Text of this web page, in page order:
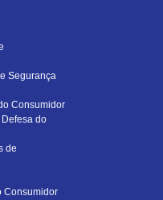
Segurança
Consumidor
do
de
Consumidor